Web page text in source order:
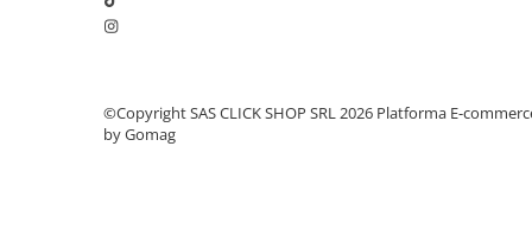
Lampi Fata cu Bec & Semnalizare
Lampi Spate LED & Triple
Seturi Lampi Spate Triple
©Copyright SAS CLICK SHOP SRL 2026 Platforma E-
by Gomag